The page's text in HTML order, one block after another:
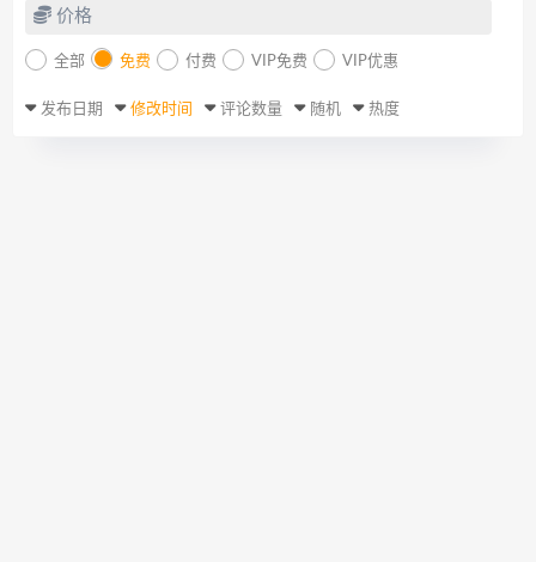
价格
全部 免费 付费 VIP免费 VIP优惠
发布日期 修改时间 评论数量 随机 热度